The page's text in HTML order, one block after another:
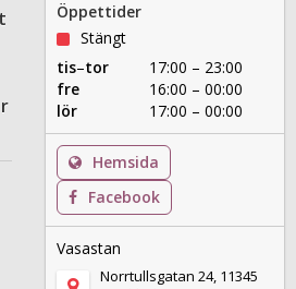
Öppettider
Stängt
tis–tor
17:00 – 23:00
fre
16:00 – 00:00
lör
17:00 – 00:00
Hemsida
Facebook
Vasastan
Norrtullsgatan 24, 11345